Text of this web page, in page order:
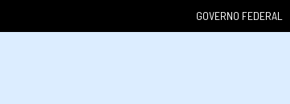
GOVERNO FEDERAL